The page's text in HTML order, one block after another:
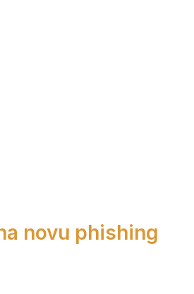
novu phishing